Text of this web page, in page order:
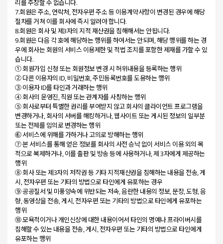
리를 주장할 수 없습니다.
7.회원은 주소, 연락처, 전자우편 주소 등 이용계약사항이 변경된 경우에 해당
절차를 거쳐 이를 회사에 즉시 알려야 합니다.
8.회원은 회사 및 제3자의 지적 재산권을 침해해서는 안됩니다.
9.회원은 다음 각 호에 해당하는 행위를 하여서는 안되며, 해당 행위를 하는 경
우에 회사는 회원의 서비스 이용제한 및 적법 조치를 포함한 제재를 가할 수 있
습니다.
① 회원가입 신청 또는 회원정보 변경 시 허위내용을 등록하는 행위
② 다른 이용자의 ID, 비밀번호, 주민등록번호를 도용하는 행위
③ 이용자 ID를 타인과 거래하는 행위
④ 회사의 운영진, 직원 또는 관계자를 사칭하는 행위
⑤ 회사로부터 특별한 권리를 부여받지 않고 회사의 클라이언트 프로그램을
변경하거나, 회사의 서버를 해킹하거나, 웹사이트 또는 게시된 정보의 일부분
또는 전체를 임의로 변경하는 행위
⑥ 서비스에 위해를 가하거나 고의로 방해하는 행위
⑦ 본 서비스를 통해 얻은 정보를 회사의 사전 승낙 없이 서비스 이용 외의 목
적으로 복제하거나, 이를 출판 및 방송 등에 사용하거나, 제 3자에게 제공하는
행위
⑧ 회사 또는 제3자의 저작권 등 기타 지적재산권을 침해하는 내용을 전송, 게
시, 전자우편 또는 기타의 방법으로 타인에게 유포하는 경우
⑨ 공공질서 및 미풍양속에 위반되는 저속, 음란한 내용의 정보, 문장, 도형, 음
향, 동영상을 전송, 게시, 전자우편 또는 기타의 방법으로 타인에게 유포하는
행위
⑩ 모욕적이거나 개인신상에 대한 내용이어서 타인의 명예나 프라이버시를
침해할 수 있는 내용을 전송, 게시, 전자우편 또는 기타의 방법으로 타인에게
유포하는 행위